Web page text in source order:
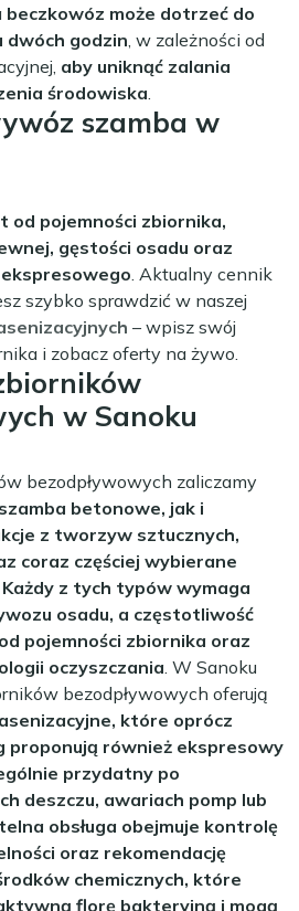
beczkowóz może dotrzeć do
dwóch godzin, w zależności od
aby uniknąć zalania
środowiska.
szamba w
od pojemności zbiornika,
gęstości osadu oraz
. Aktualny cennik
szybko sprawdzić w naszej
– wpisz swój
i zobacz oferty na żywo.
w Sanoku
bezodpływowych zaliczamy
betonowe, jak i
z tworzyw sztucznych,
coraz częściej wybierane
Każdy z tych typów wymaga
osadu, a częstotliwość
pojemności zbiornika oraz
oczyszczania. W Sanoku
bezodpływowych oferują
które oprócz
proponują również ekspresowy
przydatny po
deszczu, awariach pomp lub
obsługa obejmuje kontrolę
oraz rekomendację
chemicznych, które
florę bakteryjną i mogą